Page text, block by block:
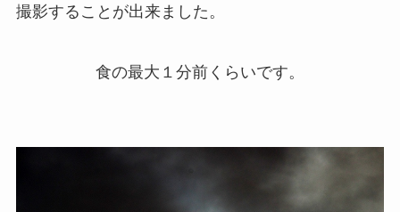
撮影することが出来ました。
食の最大１分前くらいです。